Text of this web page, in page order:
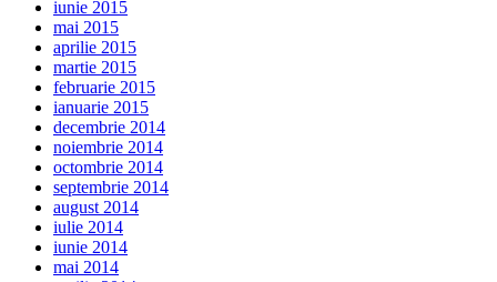
iunie 2015
mai 2015
aprilie 2015
martie 2015
februarie 2015
ianuarie 2015
decembrie 2014
noiembrie 2014
octombrie 2014
septembrie 2014
august 2014
iulie 2014
iunie 2014
mai 2014